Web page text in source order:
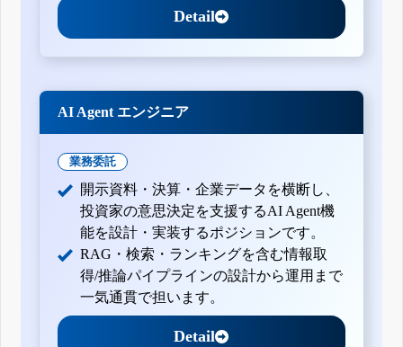
Detail
AI Agent エンジニア
業務委託
開示資料・決算・企業データを横断し、
投資家の意思決定を支援するAI Agent機
能を設計・実装するポジションです。
RAG・検索・ランキングを含む情報取
得/推論パイプラインの設計から運用まで
一気通貫で担います。
Detail